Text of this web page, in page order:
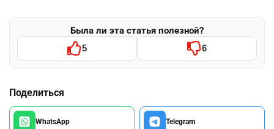
Была ли эта статья полезной?
5 6
Поделиться
WhatsApp Telegram